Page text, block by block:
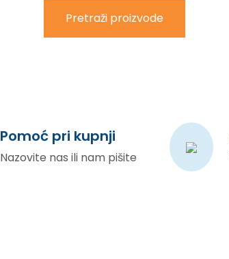
Pretraži proizvode
Pomoć pri kupnji
Nazovite nas ili nam pišite